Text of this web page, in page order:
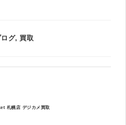
ログ, 買取
札幌店 デジカメ買取